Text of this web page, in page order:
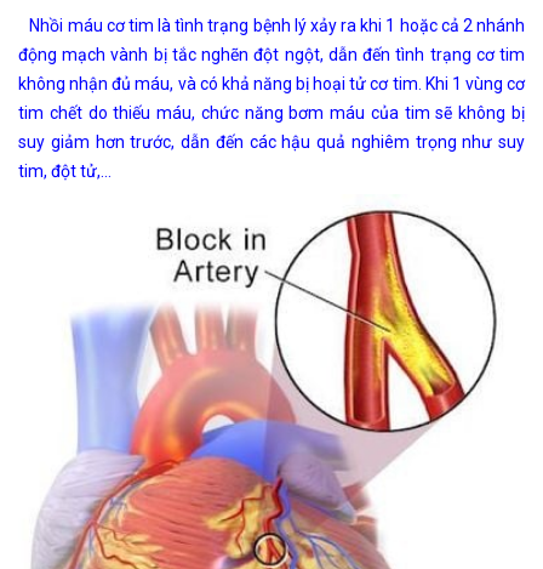
Nhồi máu cơ tim là tình trạng bệnh lý xảy ra khi 1 hoặc cả 2 nhánh
động mạch vành bị tắc nghẽn đột ngột, dẫn đến tình trạng cơ tim
không nhận đủ máu, và có khả năng bị hoại tử cơ tim. Khi 1 vùng cơ
tim chết do thiếu máu, chức năng bơm máu của tim sẽ không bị
suy giảm hơn trước, dẫn đến các hậu quả nghiêm trọng như suy
tim, đột tử,…